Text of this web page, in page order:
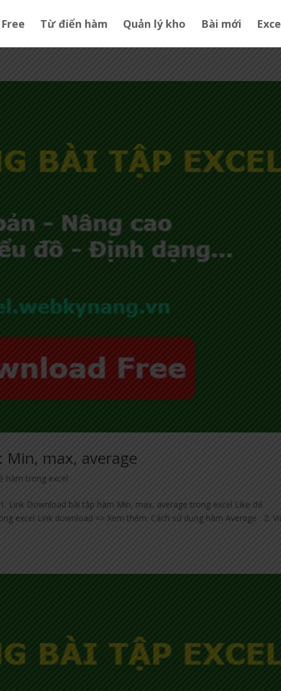
Từ điển hàm Quản lý kho Bài mới
max, average
hàm trong excel
Link Download bài tập hàm Min, max, average trong excel Like để
excel Link download => Xem thêm: Cách sử dụng hàm Average 2.